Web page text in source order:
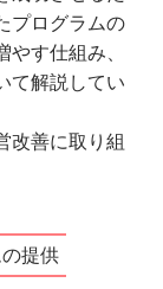
プログラムの
す仕組み、
て解説してい
改善に取り組
提供